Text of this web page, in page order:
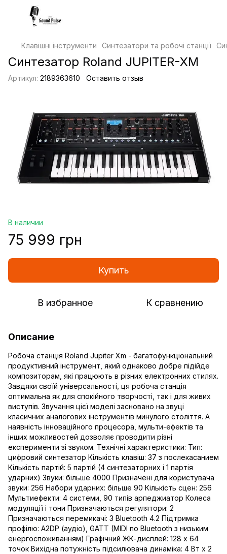
Клавішні інструменти Синтезатори та робочі станції
Синтезатор Roland JUPITER-XM
Артикул: 2189363610 Оставить отзыв
В наличии
75 999 грн
Купить
В избранное К сравнению
Описание
Робоча станція Roland Jupiter Xm - багатофункціональний
продуктивний інструмент, який однаково добре підійде
композиторам, які працюють в різних електронних стилях.
Завдяки своїй універсальності, ця робоча станція
оптимальна як для спокійного творчості, так і для живих
виступів. Звучання цієї моделі засновано на звуці
класичних аналогових інструментів минулого століття. А
наявність інноваційного процесора, мульти-ефектів та
інших можливостей дозволяє проводити різні
експерименти зі звуком. Технічні характеристики: Тип:
цифровий синтезатор Кількість клавіш: 37 з послекасанием
Кількість партій: 5 партій (4 синтезаторних і 1 партія
ударних) Звуки: більше 4000 Призначені для користувача
звуки: 256 Набори ударних: більше 90 Кількість сцен: 256
Мультиефекти: 4 системи, 90 типів арпеджиатор Колеса
модуляції і тони Призначаються регулятори: 2
Призначаються перемикачі: 3 Bluetooth 4.2 Підтримка
профілю: A2DP (аудіо), GATT (MIDI по Bluetooth з низьким
енергоспоживанням) Графічний ЖК-дисплей: 128 х 64
точок Вихідна потужність підсилювача динаміка: 4 Вт х 2